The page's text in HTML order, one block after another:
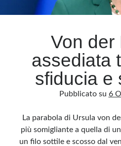
Archivio
Categorie
Questo blog non rappresenta una testata
Von der
assediata
sfiducia e
Pubblicato su 6
La parabola di Ursula von
più somigliante a quella di
un filo sottile e scosso dal